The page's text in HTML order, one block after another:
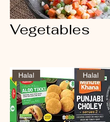
Vegetables
Halal Halal